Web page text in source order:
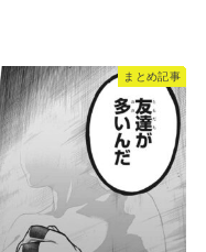
まとめ記事